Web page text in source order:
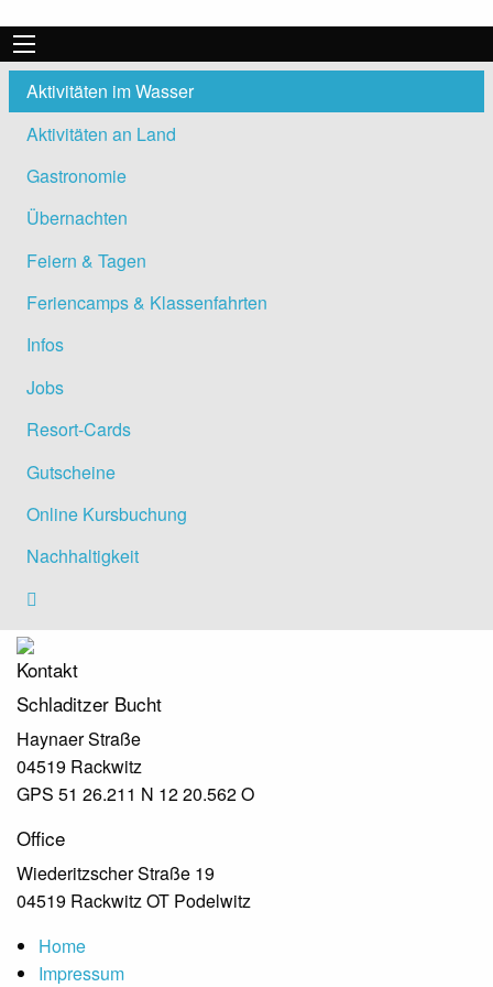
Aktivitäten im Wasser
Aktivitäten an Land
Gastronomie
Übernachten
Feiern & Tagen
Feriencamps & Klassenfahrten
Infos
Jobs
Resort-Cards
Gutscheine
Online Kursbuchung
Nachhaltigkeit
Kontakt
Schladitzer Bucht
Haynaer Straße
04519 Rackwitz
GPS 51 26.211 N 12 20.562 O
Office
Wiederitzscher Straße 19
04519 Rackwitz OT Podelwitz
Home
Impressum